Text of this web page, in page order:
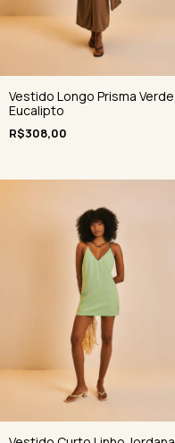
Vestido Longo Prisma Verde
Eucalipto
R$308,00